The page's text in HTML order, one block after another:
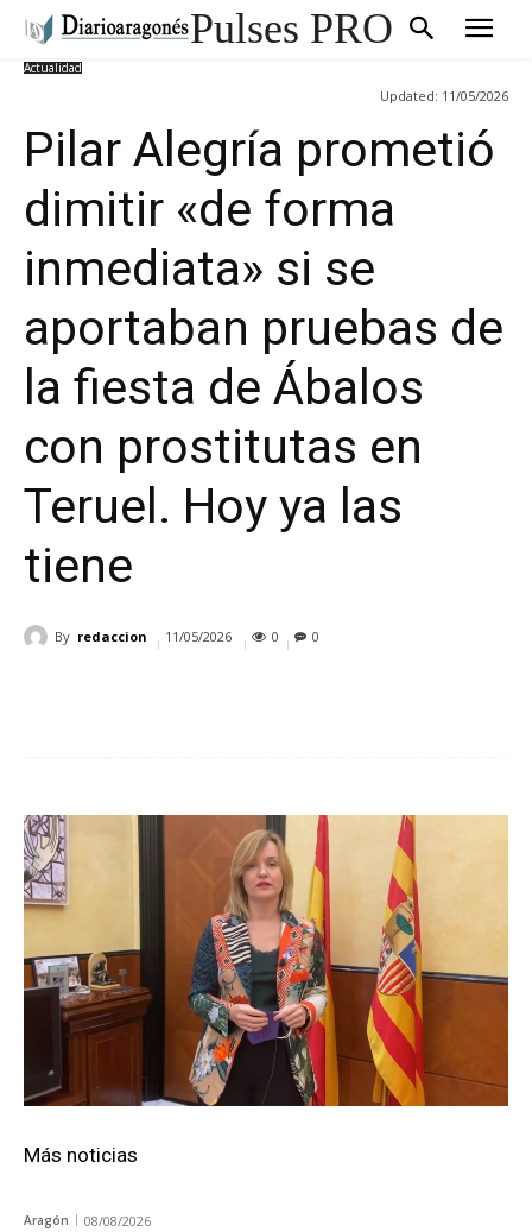
Pulses PRO
Actualidad
Updated: 11/05/2026
Pilar Alegría prometió
dimitir «de forma
inmediata» si se
aportaban pruebas de
la fiesta de Ábalos
con prostitutas en
Teruel. Hoy ya las
tiene
By redaccion 11/05/2026 0 0
Más noticias
Aragón 08/08/2026